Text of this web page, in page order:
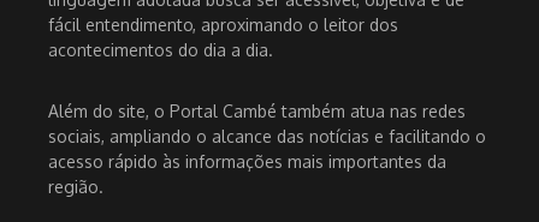
fácil entendimento, aproximando o leitor dos
acontecimentos do dia a dia.
Além do site, o Portal Cambé também atua nas redes
sociais, ampliando o alcance das notícias e facilitando o
acesso rápido às informações mais importantes da
região.